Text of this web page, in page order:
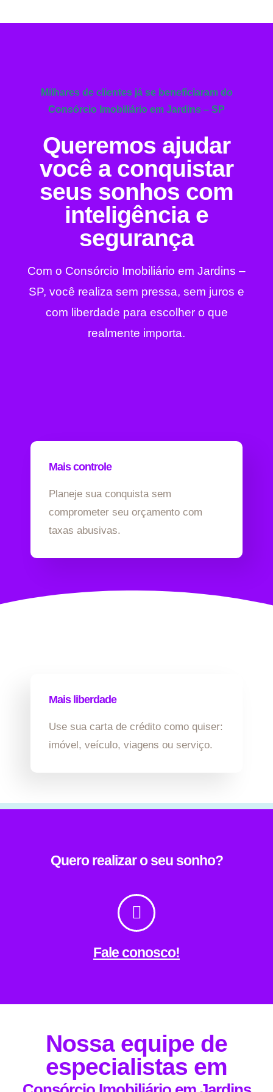
Milhares de clientes já se beneficiaram do
Consórcio Imobiliário em Jardins – SP
Queremos ajudar
você a conquistar
seus sonhos com
inteligência e
segurança
Com o Consórcio Imobiliário em Jardins –
SP, você realiza sem pressa, sem juros e
com liberdade para escolher o que
realmente importa.
Mais controle
Planeje sua conquista sem
comprometer seu orçamento com
taxas abusivas.
Mais liberdade
Use sua carta de crédito como quiser:
imóvel, veículo, viagens ou serviço.
Quero realizar o seu sonho?
Fale conosco!
Nossa equipe de
especialistas em